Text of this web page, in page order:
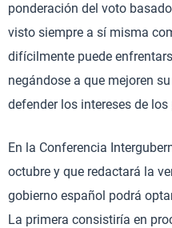
ponderación del voto
visto siempre a sí misma
difícilmente puede
negándose a que mejoren
defender los intereses de
En la Conferencia
octubre y que redactará la
gobierno español podrá
La primera consistiría en